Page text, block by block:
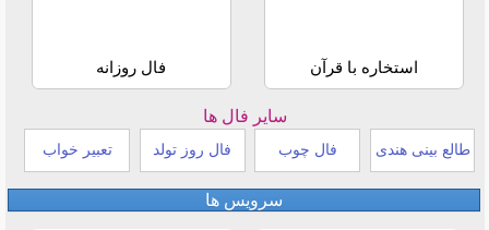
استخاره با قرآن فال روزانه
سایر فال ها
طالع بینی هندی فال چوب فال روز تولد تعبیر خواب
سرویس ها